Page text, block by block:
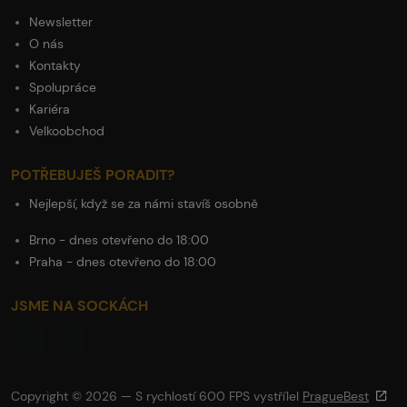
Newsletter
O nás
Kontakty
Spolupráce
Kariéra
Velkoobchod
POTŘEBUJEŠ PORADIT?
Nejlepší, když se za námi stavíš osobně
Brno - dnes otevřeno do 18:00
Praha - dnes otevřeno do 18:00
JSME NA SOCKÁCH
Copyright © 2026 — S rychlostí 600 FPS vystřílel PragueBest